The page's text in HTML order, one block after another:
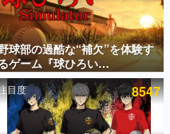
ンキング
球部の過酷な“補欠”を体験す
ゲーム『球ひろい
』が「1件」のウィッ
ュリストをもとにチェコ語に
応しSNSで話題に。『キング
ダム・カム』開発元やチェコの
目度 8547